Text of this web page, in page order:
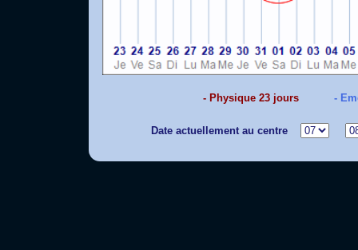
- Physique 23 jours -
Date actuellement au centre